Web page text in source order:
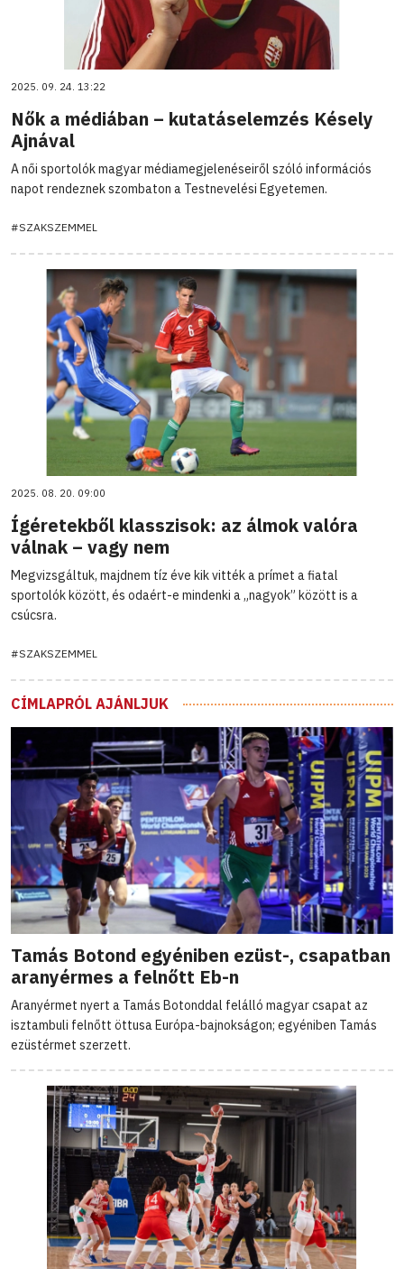
2025. 09. 24. 13:22
Nők a médiában – kutatáselemzés Késely
Ajnával
A női sportolók magyar médiamegjelenéseiről szóló információs
napot rendeznek szombaton a Testnevelési Egyetemen.
#SZAKSZEMMEL
2025. 08. 20. 09:00
Ígéretekből klasszisok: az álmok valóra
válnak – vagy nem
Megvizsgáltuk, majdnem tíz éve kik vitték a prímet a fiatal
sportolók között, és odaért-e mindenki a „nagyok” között is a
csúcsra.
#SZAKSZEMMEL
CÍMLAPRÓL AJÁNLJUK
Tamás Botond egyéniben ezüst-, csapatban
aranyérmes a felnőtt Eb-n
Aranyérmet nyert a Tamás Botonddal felálló magyar csapat az
isztambuli felnőtt öttusa Európa-bajnokságon; egyéniben Tamás
ezüstérmet szerzett.